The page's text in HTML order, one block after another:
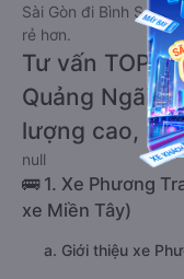
Sài Gòn đi Bình Sơn -
rẻ hơn.
Tư vấn TOP 2
Quảng Ngãi
lượng cao, uy
null
🚌 1. Xe Phương
xe Miền Tây)
a. Giới thiệu xe